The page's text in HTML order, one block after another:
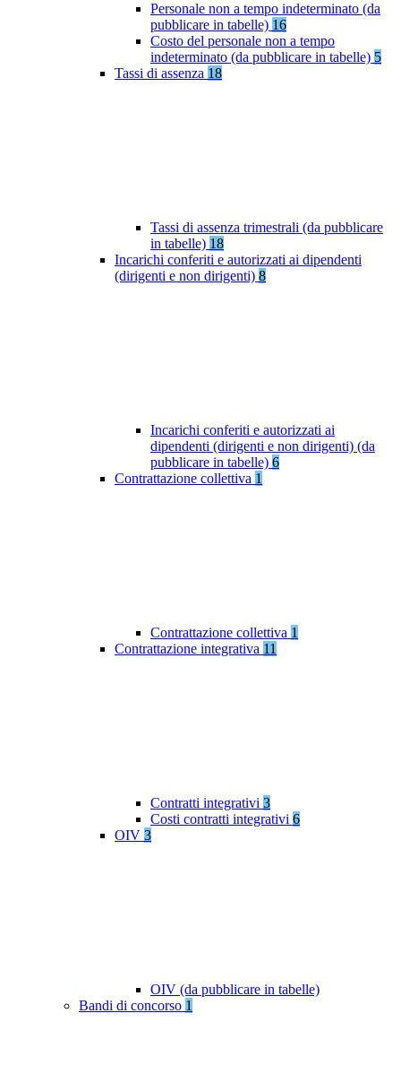
Personale non a tempo indeterminato (da
pubblicare in tabelle) 16
Costo del personale non a tempo
indeterminato (da pubblicare in tabelle) 5
Tassi di assenza 18
Tassi di assenza trimestrali (da pubblicare
in tabelle) 18
Incarichi conferiti e autorizzati ai dipendenti
(dirigenti e non dirigenti) 8
Incarichi conferiti e autorizzati ai
dipendenti (dirigenti e non dirigenti) (da
pubblicare in tabelle) 6
Contrattazione collettiva 1
Contrattazione collettiva 1
Contrattazione integrativa 11
Contratti integrativi 3
Costi contratti integrativi 6
OIV 3
OIV (da pubblicare in tabelle)
Bandi di concorso 1